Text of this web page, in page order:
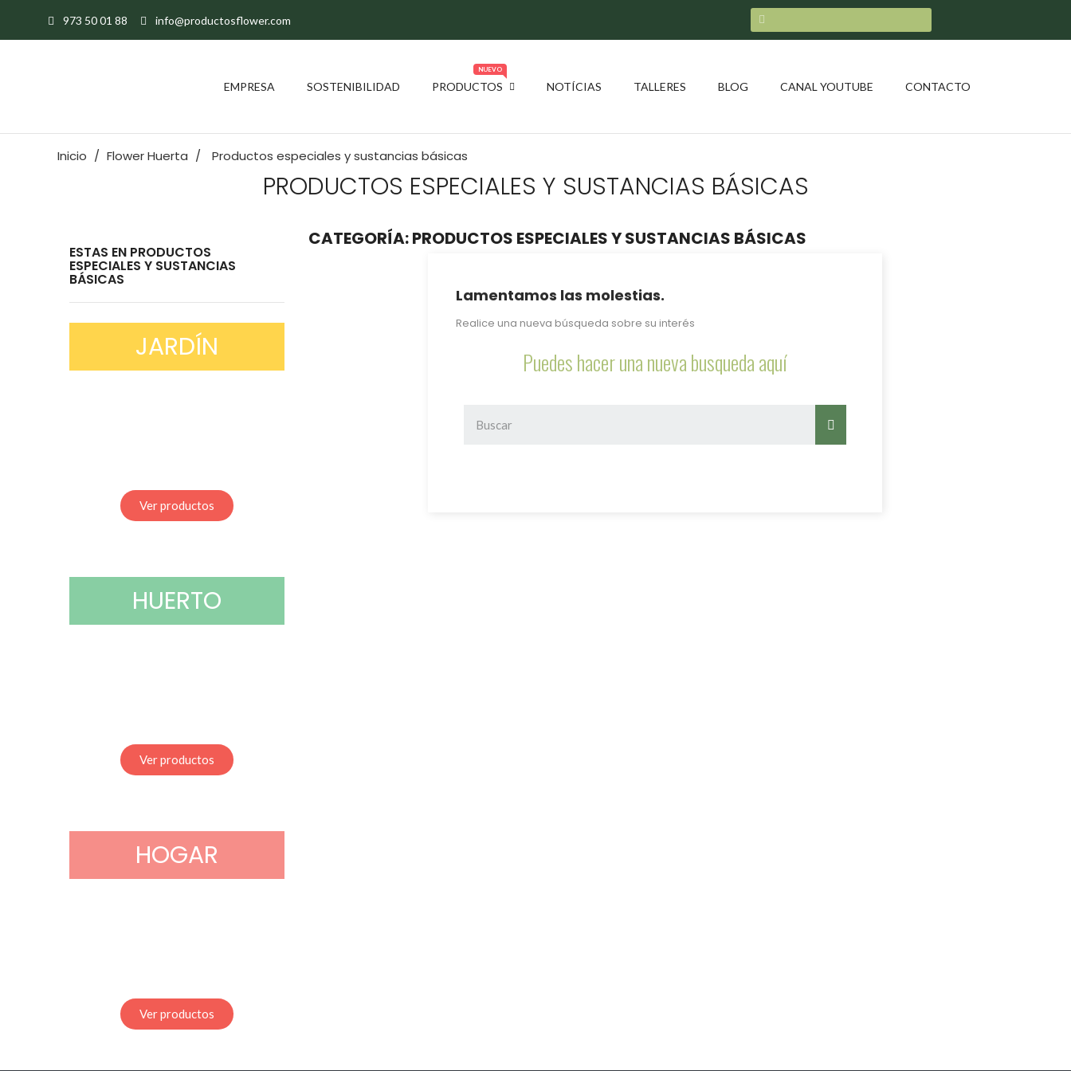
973 50 01 88 info@productosflower.com
EMPRESA SOSTENIBILIDAD PRODUCTOS
NUEVO
NOTÍCIAS TALLERES BLOG CANAL YOUTUBE CONTACTO
Inicio Flower Huerta Productos especiales y sustancias básicas
PRODUCTOS ESPECIALES Y SUSTANCIAS BÁSICAS
ESTAS EN PRODUCTOS
ESPECIALES Y SUSTANCIAS
BÁSICAS
JARDÍN
Ver productos
HUERTO
Ver productos
HOGAR
Ver productos
CATEGORÍA: PRODUCTOS ESPECIALES Y SUSTANCIAS BÁSICAS
Lamentamos las molestias.
Realice una nueva búsqueda sobre su interés
Puedes hacer una nueva busqueda aquí